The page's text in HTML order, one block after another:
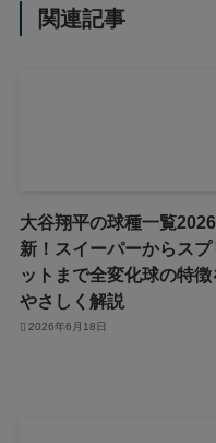
関連記事
大谷翔平の球種一覧
新！スイーパーからスプ
ットまで全変化球の特徴
やさしく解説
2026年6月18日